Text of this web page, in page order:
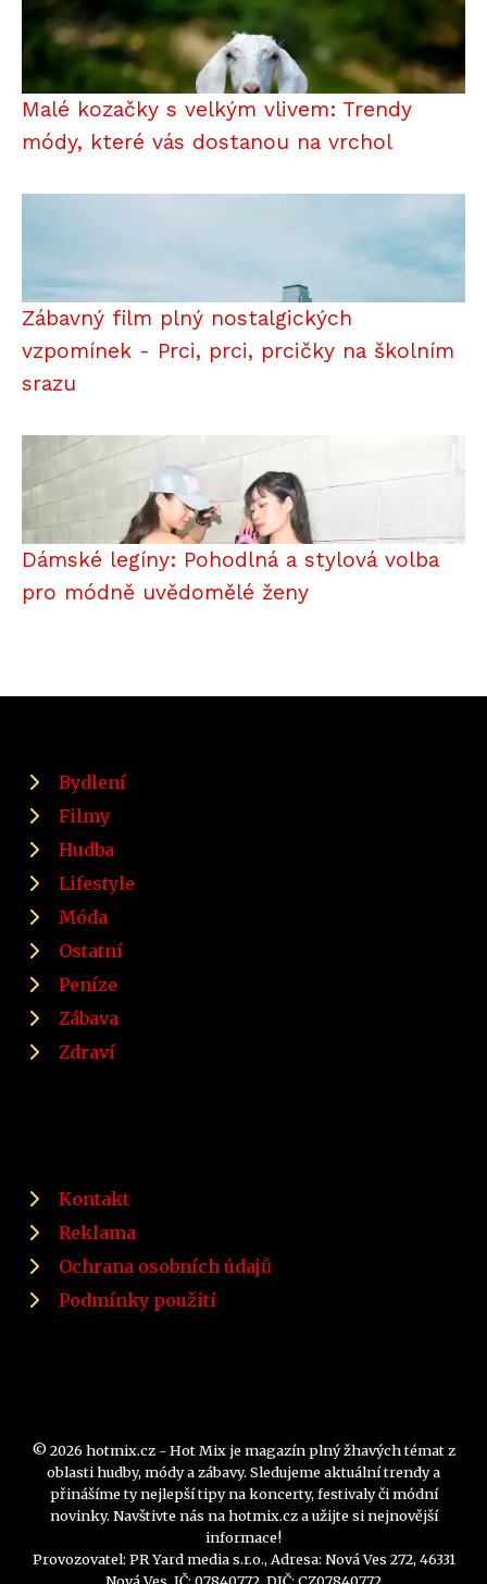
Malé kozačky s velkým vlivem: Trendy
módy, které vás dostanou na vrchol
Zábavný film plný nostalgických
vzpomínek - Prci, prci, prcičky na školním
srazu
Dámské legíny: Pohodlná a stylová volba
pro módně uvědomělé ženy
Bydlení
Filmy
Hudba
Lifestyle
Móda
Ostatní
Peníze
Zábava
Zdraví
Kontakt
Reklama
Ochrana osobních údajů
Podmínky použití
© 2026 hotmix.cz - Hot Mix je magazín plný žhavých témat z
oblasti hudby, módy a zábavy. Sledujeme aktuální trendy a
přinášíme ty nejlepší tipy na koncerty, festivaly či módní
novinky. Navštivte nás na hotmix.cz a užijte si nejnovější
informace!
Provozovatel: PR Yard media s.r.o., Adresa: Nová Ves 272, 46331
Nová Ves, IČ: 07840772, DIČ: CZ07840772